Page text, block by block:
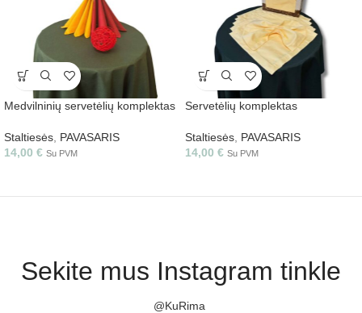
Medvilninių servetėlių komplektas
Staltiesės PAVASARIS
14,00 € Su PVM
Servetėlių komplektas
Staltiesės PAVASARIS
14,00 € Su PVM
Sekite mus Instagram tinkle
@KuRima